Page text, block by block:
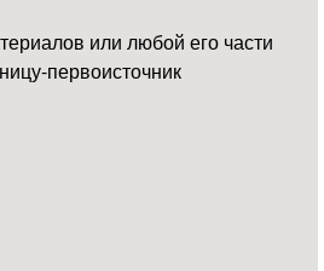
или любой его части
первоисточник